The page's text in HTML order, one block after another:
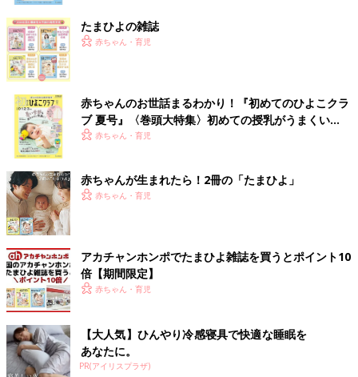
たまひよの雑誌
赤ちゃん・育児
赤ちゃんのお世話まるわかり！『初めてのひよこクラ
ブ 夏号』〈巻頭大特集〉初めての授乳がうまくい
く！ おっぱい・ミルクの基本と夏のトラブル 解決テ
赤ちゃん・育児
赤ちゃんが生まれたら！2冊の「たまひよ」
赤ちゃん・育児
アカチャンホンポでたまひよ雑誌を買うとポイント10
倍【期間限定】
赤ちゃん・育児
【大人気】ひんやり冷感寝具で快適な睡眠を
あなたに。
PR(アイリスプラザ)